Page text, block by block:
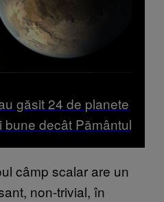
găsit 24 de planete
decât Pământul
câmp scalar are un
non-trivial, în